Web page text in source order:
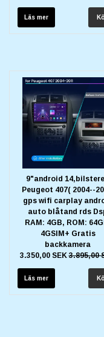
Läs mer
9"android
Peugeot 407( 2004--
gps wifi carplay
auto blåtand rds
RAM: 4GB, ROM:
4GSIM+ Gratis
backkamera
3.350,00 SEK3.895,00
Läs mer